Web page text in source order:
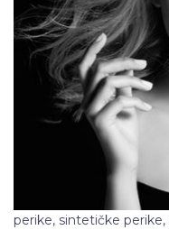
perike, sintetičke perike,